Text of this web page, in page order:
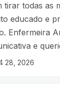
tirar todas as
educado e
Enfermeira
e
28, 2026